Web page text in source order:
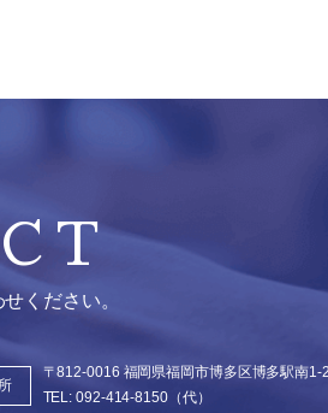
ください。
〒812-0016 福岡県福岡市博多区博多駅南1-
TEL: 092-414-8150（代）